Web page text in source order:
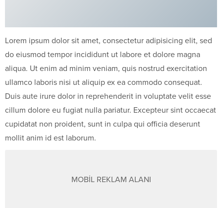
Lorem ipsum dolor sit amet, consectetur adipisicing elit, sed
do eiusmod tempor incididunt ut labore et dolore magna
aliqua. Ut enim ad minim veniam, quis nostrud exercitation
ullamco laboris nisi ut aliquip ex ea commodo consequat.
Duis aute irure dolor in reprehenderit in voluptate velit esse
cillum dolore eu fugiat nulla pariatur. Excepteur sint occaecat
cupidatat non proident, sunt in culpa qui officia deserunt
mollit anim id est laborum.
MOBİL REKLAM ALANI